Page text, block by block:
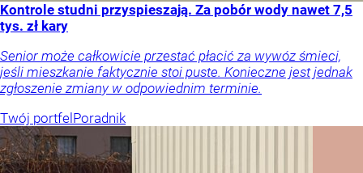
Kontrole studni przyspieszają. Za pobór wody nawet 7,5
tys. zł kary
Senior może całkowicie przestać płacić za wywóz śmieci,
jeśli mieszkanie faktycznie stoi puste. Konieczne jest jednak
zgłoszenie zmiany w odpowiednim terminie.
Twój portfelPoradnik